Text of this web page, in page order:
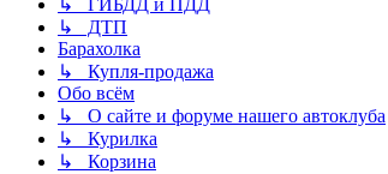
↳ ГИБДД и ПДД
↳ ДТП
Барахолка
↳ Купля-продажа
Обо всём
↳ О сайте и форуме нашего автоклуба
↳ Курилка
↳ Корзина